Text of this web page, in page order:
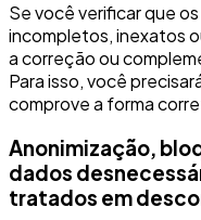
Se você verificar que
incompletos, inexatos
a correção ou
Para isso, você
comprove a forma
Anonimização,
dados
tratados em